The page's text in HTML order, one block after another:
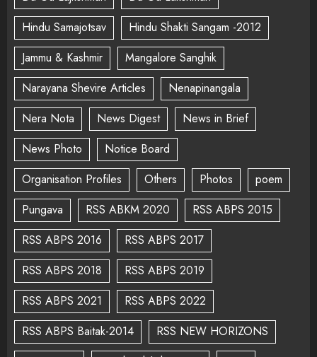
Hindu Samajotsav
Hindu Shakti Sangam -2012
Jammu & Kashmir
Mangalore Sanghik
Narayana Shevire Articles
Nenapinangala
Nera Nota
News Digest
News in Brief
News Photo
Notice Board
Organisation Profiles
Others Photos
poem
Pungava
RSS ABKM 2020
RSS ABPS 2015
RSS ABPS 2016
RSS ABPS 2017
RSS ABPS 2018
RSS ABPS 2019
RSS ABPS 2021
RSS ABPS 2022
RSS ABPS Baitak-2014
RSS NEW HORIZONS